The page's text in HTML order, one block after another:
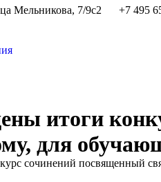
Мельникова, 7/9с2 +7 495
итоги
для
сочинений посвященный